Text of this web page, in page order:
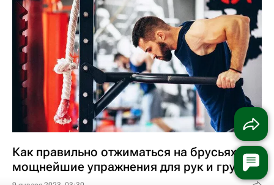
Как правильно отжиматься на брусьях:
мощнейшие упражнения для рук и груди